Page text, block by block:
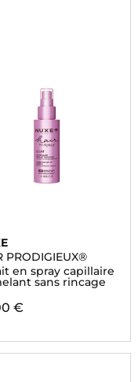
PRODIGIEUX®
en spray capillaire
sans rincage
€